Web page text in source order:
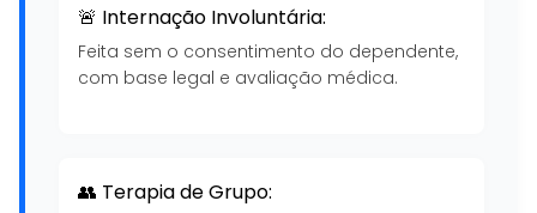
🚨 Internação Involuntária:
Feita sem o consentimento do dependente,
com base legal e avaliação médica.
👥 Terapia de Grupo: